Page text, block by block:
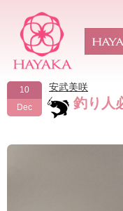
10
Dec
安武美咲
釣り人